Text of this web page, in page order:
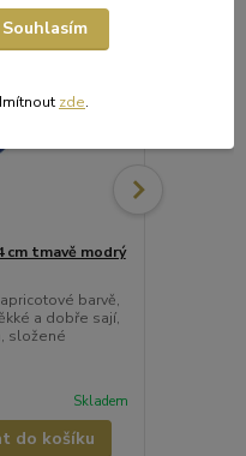
cm tmavě modrý
barvě,
a dobře sají,
složené
Skladem
do košíku
Souhlasím
zde.